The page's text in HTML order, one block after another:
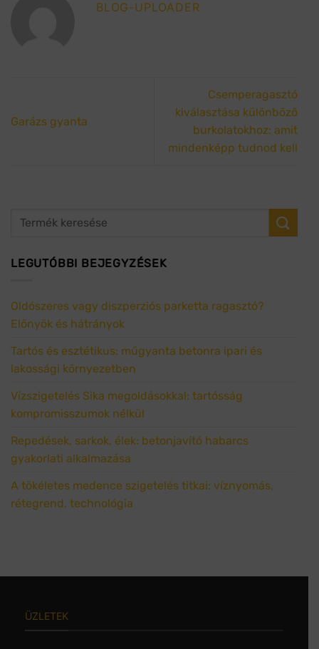
BLOG-UPLOADER
Garázs gyanta
Csemperagasztó
kiválasztása különböző
burkolatokhoz: amit
mindenképp tudnod kell
LEGUTÓBBI BEJEGYZÉSEK
Oldószeres vagy diszperziós parketta ragasztó?
Előnyök és hátrányok
Tartós és esztétikus: műgyanta betonra ipari és
lakossági környezetben
Vízszigetelés Sika megoldásokkal: tartósság
kompromisszumok nélkül
Repedések, sarkok, élek: betonjavító habarcs
gyakorlati alkalmazása
A tökéletes medence szigetelés titkai: víznyomás,
rétegrend, technológia
ÜZLETEK